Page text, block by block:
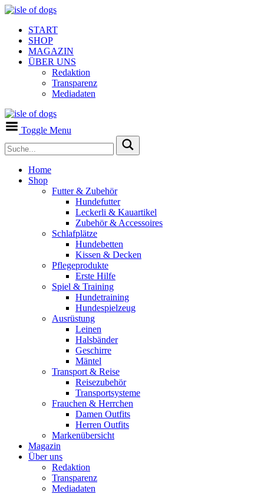
START
SHOP
MAGAZIN
ÜBER UNS
Redaktion
Transparenz
Mediadaten
Toggle Menu
Home
Shop
Futter & Zubehör
Hundefutter
Leckerli & Kauartikel
Zubehör & Accessoires
Schlafplätze
Hundebetten
Kissen & Decken
Pflegeprodukte
Erste Hilfe
Spiel & Training
Hundetraining
Hundespielzeug
Ausrüstung
Leinen
Halsbänder
Geschirre
Mäntel
Transport & Reise
Reisezubehör
Transportsysteme
Frauchen & Herrchen
Damen Outfits
Herren Outfits
Markenübersicht
Magazin
Über uns
Redaktion
Transparenz
Mediadaten